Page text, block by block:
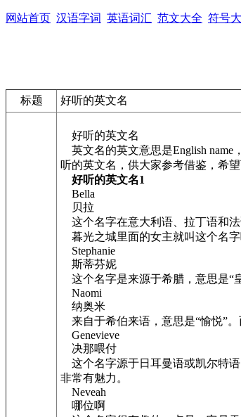
网站首页 汉语字词 英语词汇 范文大全 符号
标题 好听的英文名
好听的英文名
英文名的英文意思是English
听的英文名，供大家参考借鉴，希
好听的英文名1
Bella
贝拉
这个名字在意大利语、拉丁语和法
暮光之城里面的女主就叫这个名
Stephanie
斯蒂芬妮
这个名字是来源于希腊，意思是“
Naomi
纳奥米
来自于希伯来语，意思是“愉悦”
Genevieve
决那喂付
这个名字源于日耳曼语或凯尔特语
非常有魅力。
Neveah
哪位啊